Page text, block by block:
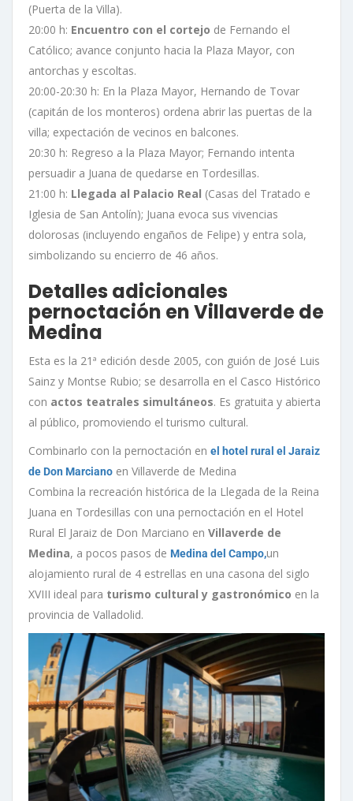
(Puerta de la Villa).
20:00 h: Encuentro con el cortejo de Fernando el
Católico; avance conjunto hacia la Plaza Mayor, con
antorchas y escoltas.
20:00-20:30 h: En la Plaza Mayor, Hernando de Tovar
(capitán de los monteros) ordena abrir las puertas de la
villa; expectación de vecinos en balcones.
20:30 h: Regreso a la Plaza Mayor; Fernando intenta
persuadir a Juana de quedarse en Tordesillas.
21:00 h: Llegada al Palacio Real (Casas del Tratado e
Iglesia de San Antolín); Juana evoca sus vivencias
dolorosas (incluyendo engaños de Felipe) y entra sola,
simbolizando su encierro de 46 años.
Detalles adicionales
pernoctación en Villaverde de
Medina
Esta es la 21ª edición desde 2005, con guión de José Luis
Sainz y Montse Rubio; se desarrolla en el Casco Histórico
con actos teatrales simultáneos. Es gratuita y abierta
al público, promoviendo el turismo cultural.
Combinarlo con la pernoctación en el hotel rural el Jaraiz
de Don Marciano en Villaverde de Medina
Combina la recreación histórica de la Llegada de la Reina
Juana en Tordesillas con una pernoctación en el Hotel
Rural El Jaraiz de Don Marciano en Villaverde de
Medina, a pocos pasos de Medina del Campo,un
alojamiento rural de 4 estrellas en una casona del siglo
XVIII ideal para turismo cultural y gastronómico en la
provincia de Valladolid.